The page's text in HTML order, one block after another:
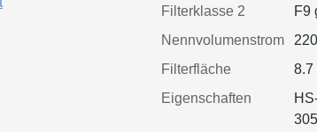
Filterklasse 2
F9
Nennvolumenstrom
Filterfläche
8.7
Eigenschaften